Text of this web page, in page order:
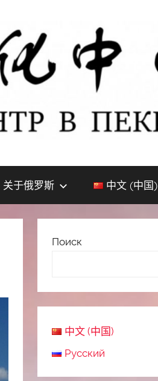
关于俄罗斯 中文 (中国)
Поиск
中文 (中国)
Русский